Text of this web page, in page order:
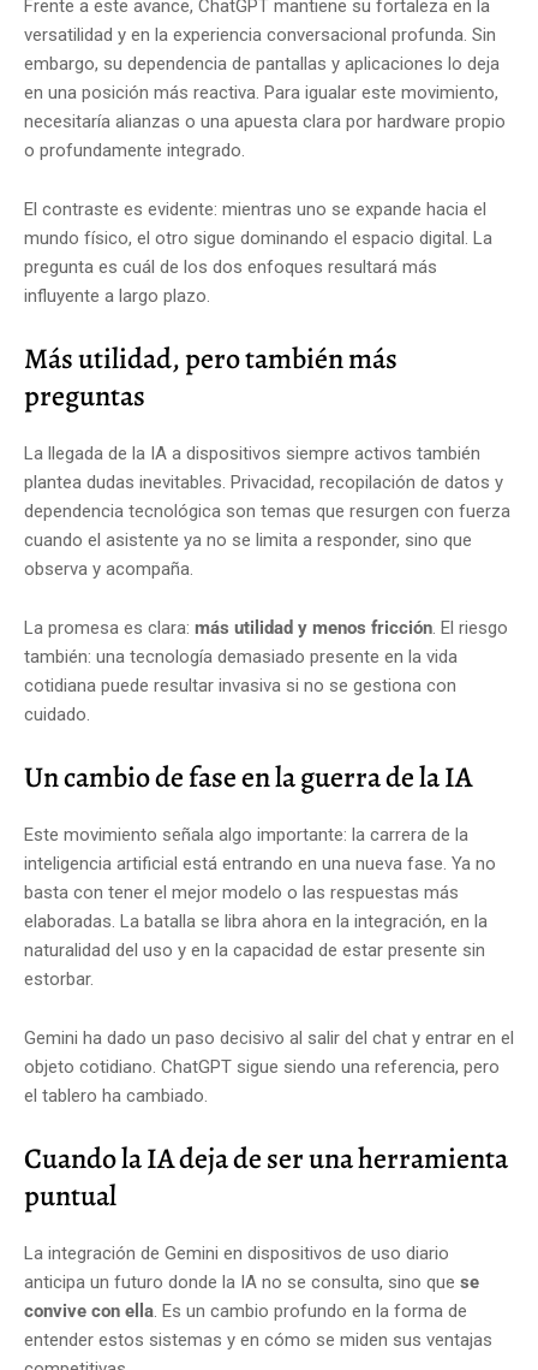
Frente a este avance, ChatGPT mantiene su fortaleza en la
versatilidad y en la experiencia conversacional profunda. Sin
embargo, su dependencia de pantallas y aplicaciones lo deja
en una posición más reactiva. Para igualar este movimiento,
necesitaría alianzas o una apuesta clara por hardware propio
o profundamente integrado.
El contraste es evidente: mientras uno se expande hacia el
mundo físico, el otro sigue dominando el espacio digital. La
pregunta es cuál de los dos enfoques resultará más
influyente a largo plazo.
Más utilidad, pero también más
preguntas
La llegada de la IA a dispositivos siempre activos también
plantea dudas inevitables. Privacidad, recopilación de datos y
dependencia tecnológica son temas que resurgen con fuerza
cuando el asistente ya no se limita a responder, sino que
observa y acompaña.
La promesa es clara: más utilidad y menos fricción. El riesgo
también: una tecnología demasiado presente en la vida
cotidiana puede resultar invasiva si no se gestiona con
cuidado.
Un cambio de fase en la guerra de la IA
Este movimiento señala algo importante: la carrera de la
inteligencia artificial está entrando en una nueva fase. Ya no
basta con tener el mejor modelo o las respuestas más
elaboradas. La batalla se libra ahora en la integración, en la
naturalidad del uso y en la capacidad de estar presente sin
estorbar.
Gemini ha dado un paso decisivo al salir del chat y entrar en el
objeto cotidiano. ChatGPT sigue siendo una referencia, pero
el tablero ha cambiado.
Cuando la IA deja de ser una herramienta
puntual
La integración de Gemini en dispositivos de uso diario
anticipa un futuro donde la IA no se consulta, sino que se
convive con ella. Es un cambio profundo en la forma de
entender estos sistemas y en cómo se miden sus ventajas